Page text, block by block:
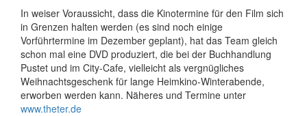
In weiser Voraussicht, dass die Kinotermine für den Film sich
in Grenzen halten werden (es sind noch einige
Vorführtermine im Dezember geplant), hat das Team gleich
schon mal eine DVD produziert, die bei der Buchhandlung
Pustet und im City-Cafe, vielleicht als vergnügliches
Weihnachtsgeschenk für lange Heimkino-Winterabende,
erworben werden kann. Näheres und Termine unter
www.theter.de